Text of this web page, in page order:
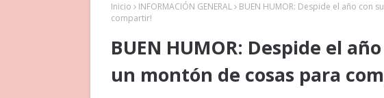
Inicio INFORMACIÓN GENERAL
BUEN HUMOR: Despide el año con
compartir!
BUEN HUMOR: Despide el
un montón de cosas para